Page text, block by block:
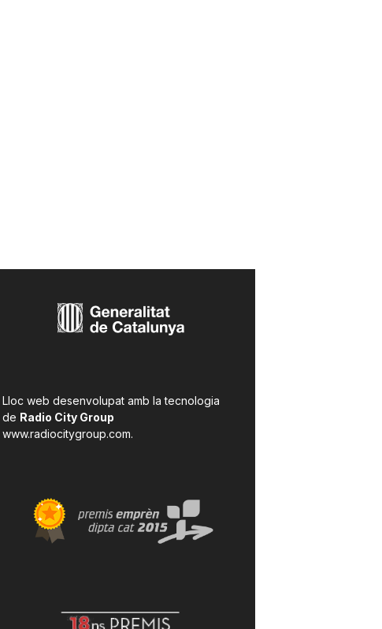
Lloc web desenvolupat amb la tecnologia
de Radio City Group
www.radiocitygroup.com.